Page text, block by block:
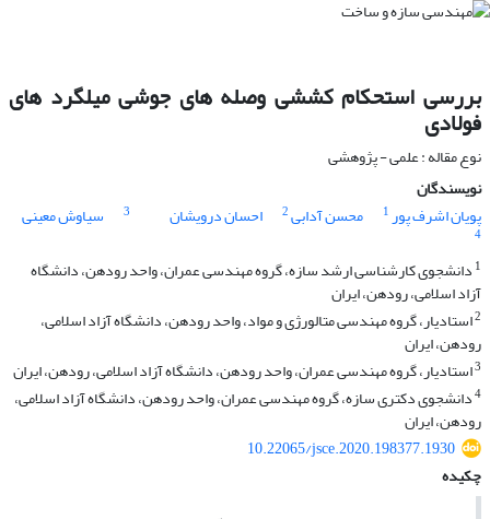
بررسی استحکام کششی وصله های جوشی میلگرد های
فولادی
نوع مقاله : علمی - پژوهشی
نویسندگان
پویان اشرف پور1 محسن آدابی2 احسان درویشان 3 سیاوش معینی
4
1 دانشجوی کارشناسی ارشد سازه، گروه مهندسی عمران، واحد رودهن، دانشگاه
آزاد اسلامی، رودهن، ایران
2استادیار، گروه مهندسی متالورژی و مواد، واحد رودهن، دانشگاه آزاد اسلامی،
رودهن، ایران
3استادیار، گروه مهندسی عمران، واحد رودهن، دانشگاه آزاد اسلامی، رودهن، ایران
4دانشجوی دکتری سازه، گروه مهندسی عمران، واحد رودهن، دانشگاه آزاد اسلامی،
رودهن، ایران
10.22065/jsce.2020.198377.1930
چکیده